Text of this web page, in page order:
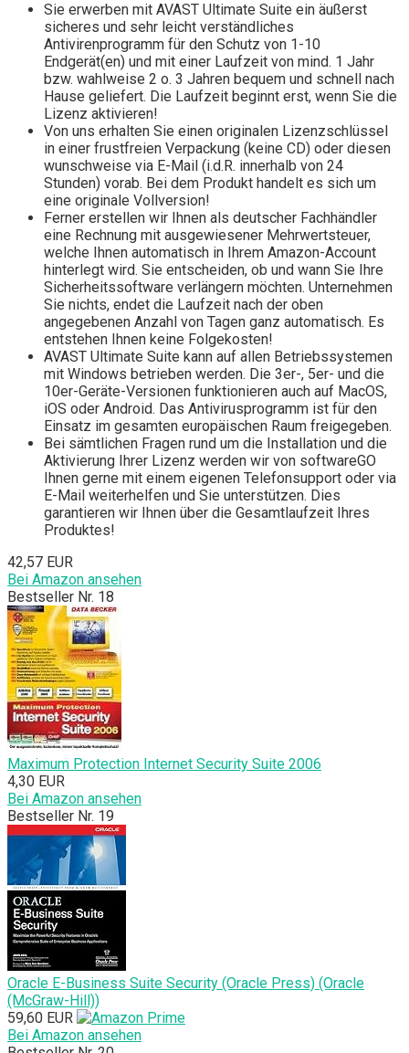
Sie erwerben mit AVAST Ultimate Suite ein äußerst
sicheres und sehr leicht verständliches
Antivirenprogramm für den Schutz von 1-10
Endgerät(en) und mit einer Laufzeit von mind. 1 Jahr
bzw. wahlweise 2 o. 3 Jahren bequem und schnell nach
Hause geliefert. Die Laufzeit beginnt erst, wenn Sie die
Lizenz aktivieren!
Von uns erhalten Sie einen originalen Lizenzschlüssel
in einer frustfreien Verpackung (keine CD) oder diesen
wunschweise via E-Mail (i.d.R. innerhalb von 24
Stunden) vorab. Bei dem Produkt handelt es sich um
eine originale Vollversion!
Ferner erstellen wir Ihnen als deutscher Fachhändler
eine Rechnung mit ausgewiesener Mehrwertsteuer,
welche Ihnen automatisch in Ihrem Amazon-Account
hinterlegt wird. Sie entscheiden, ob und wann Sie Ihre
Sicherheitssoftware verlängern möchten. Unternehmen
Sie nichts, endet die Laufzeit nach der oben
angegebenen Anzahl von Tagen ganz automatisch. Es
entstehen Ihnen keine Folgekosten!
AVAST Ultimate Suite kann auf allen Betriebssystemen
mit Windows betrieben werden. Die 3er-, 5er- und die
10er-Geräte-Versionen funktionieren auch auf MacOS,
iOS oder Android. Das Antivirusprogramm ist für den
Einsatz im gesamten europäischen Raum freigegeben.
Bei sämtlichen Fragen rund um die Installation und die
Aktivierung Ihrer Lizenz werden wir von softwareGO
Ihnen gerne mit einem eigenen Telefonsupport oder via
E-Mail weiterhelfen und Sie unterstützen. Dies
garantieren wir Ihnen über die Gesamtlaufzeit Ihres
Produktes!
42,57 EUR
Bei Amazon ansehen
Bestseller Nr. 18
Maximum Protection Internet Security Suite 2006
4,30 EUR
Bei Amazon ansehen
Bestseller Nr. 19
Oracle E-Business Suite Security (Oracle Press) (Oracle
(McGraw-Hill))
59,60 EUR
Bei Amazon ansehen